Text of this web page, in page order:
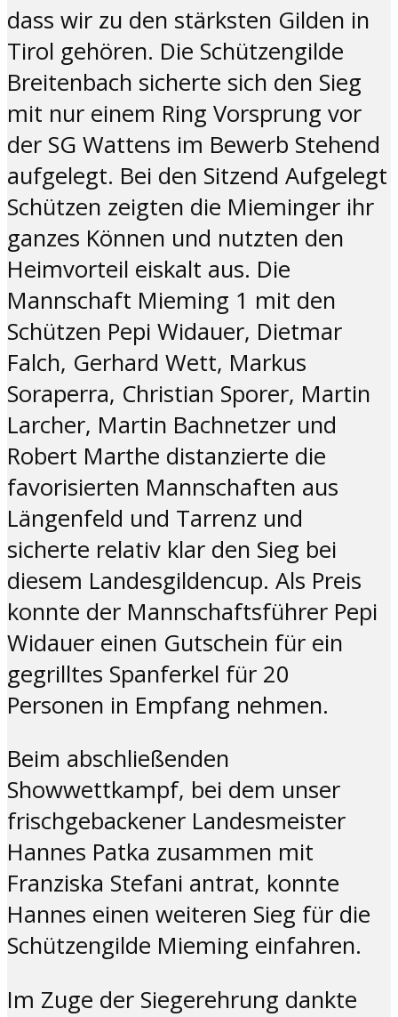
dass wir zu den stärksten Gilden in
Tirol gehören. Die Schützengilde
Breitenbach sicherte sich den Sieg
mit nur einem Ring Vorsprung vor
der SG Wattens im Bewerb Stehend
aufgelegt. Bei den Sitzend Aufgelegt
Schützen zeigten die Mieminger ihr
ganzes Können und nutzten den
Heimvorteil eiskalt aus. Die
Mannschaft Mieming 1 mit den
Schützen Pepi Widauer, Dietmar
Falch, Gerhard Wett, Markus
Soraperra, Christian Sporer, Martin
Larcher, Martin Bachnetzer und
Robert Marthe distanzierte die
favorisierten Mannschaften aus
Längenfeld und Tarrenz und
sicherte relativ klar den Sieg bei
diesem Landesgildencup. Als Preis
konnte der Mannschaftsführer Pepi
Widauer einen Gutschein für ein
gegrilltes Spanferkel für 20
Personen in Empfang nehmen.
Beim abschließenden
Showwettkampf, bei dem unser
frischgebackener Landesmeister
Hannes Patka zusammen mit
Franziska Stefani antrat, konnte
Hannes einen weiteren Sieg für die
Schützengilde Mieming einfahren.
Im Zuge der Siegerehrung dankte